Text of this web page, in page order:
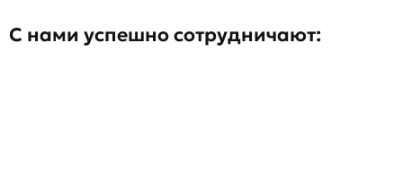
С нами успешно сотрудничают: